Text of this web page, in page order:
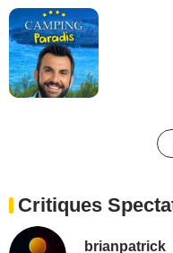
Critiques
brianpatrick